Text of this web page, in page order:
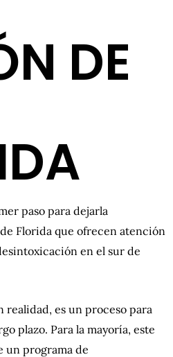
DE
paso para dejarla
Florida que ofrecen atención
en el sur de
es un proceso para
plazo. Para la mayoría, este
un programa de